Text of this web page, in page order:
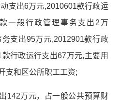
支出6万元,2010601款行政运
一般行政管理事务支出2万
支出95万元,2012901款行政
行政运行支出67万元,主要用
支和区公所职工工资;
142万元，占一般公共预算财